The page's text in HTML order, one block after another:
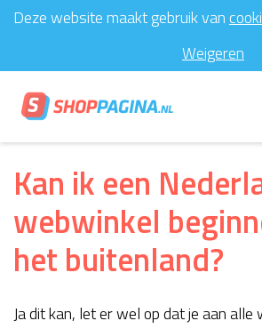
Kan ik een
webwinkel
het buitenland?
Ja dit kan, let er wel op dat je aan
Deze website maakt gebruik van
Weigeren